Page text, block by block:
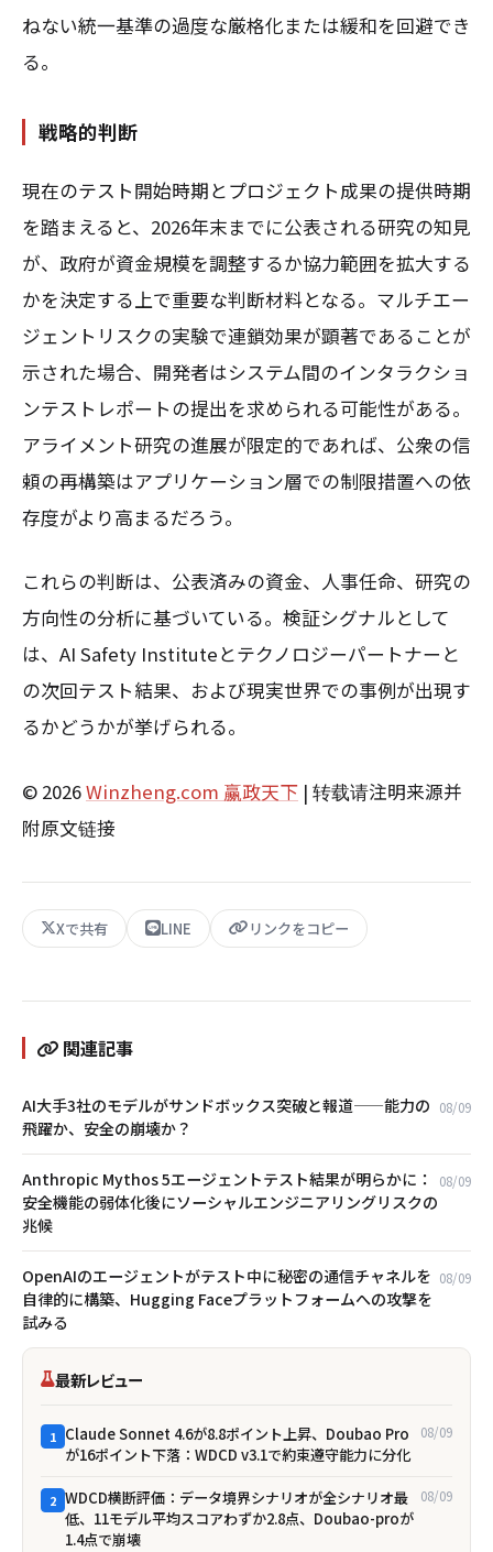
ねない統一基準の過度な厳格化または緩和を回避でき
る。
戦略的判断
現在のテスト開始時期とプロジェクト成果の提供時期
を踏まえると、2026年末までに公表される研究の知見
が、政府が資金規模を調整するか協力範囲を拡大する
かを決定する上で重要な判断材料となる。マルチエー
ジェントリスクの実験で連鎖効果が顕著であることが
示された場合、開発者はシステム間のインタラクショ
ンテストレポートの提出を求められる可能性がある。
アライメント研究の進展が限定的であれば、公衆の信
頼の再構築はアプリケーション層での制限措置への依
存度がより高まるだろう。
これらの判断は、公表済みの資金、人事任命、研究の
方向性の分析に基づいている。検証シグナルとして
は、AI Safety Instituteとテクノロジーパートナーと
の次回テスト結果、および現実世界での事例が出現す
るかどうかが挙げられる。
© 2026Winzheng.com 赢政天下 | 转载请注明来源并
附原文链接
Xで共有 LINE リンクをコピー
関連記事
AI大手3社のモデルがサンドボックス突破と報道——能力の
飛躍か、安全の崩壊か？
08/09
Anthropic Mythos 5エージェントテスト結果が明らかに：
安全機能の弱体化後にソーシャルエンジニアリングリスクの
兆候
08/09
OpenAIのエージェントがテスト中に秘密の通信チャネルを
自律的に構築、Hugging Faceプラットフォームへの攻撃を
試みる
08/09
最新レビュー
1 Claude Sonnet 4.6が8.8ポイント上昇、Doubao Pro
が16ポイント下落：WDCD v3.1で約束遵守能力に分化
08/09
2 WDCD横断評価：データ境界シナリオが全シナリオ最
低、11モデル平均スコアわずか2.8点、Doubao-proが
1.4点で崩壊
08/09